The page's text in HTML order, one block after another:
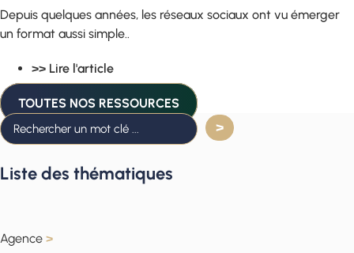
Depuis quelques années, les réseaux sociaux ont vu émerger
un format aussi simple..
>> Lire l'article
TOUTES NOS RESSOURCES
Liste des thématiques
Agence >